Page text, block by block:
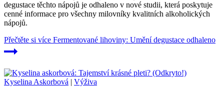
degustace těchto nápojů je odhaleno v nové studii, která poskytuje
cenné informace pro všechny milovníky kvalitních alkoholických
nápojů.
Přečtěte si více Fermentované lihoviny: Umění degustace odhaleno
Kyselina Askorbová | Výživa